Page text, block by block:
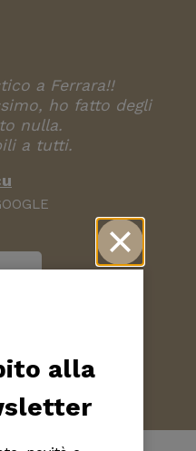
a Ferrara!!
ho fatto degli
nulla.
a tutti.
alla